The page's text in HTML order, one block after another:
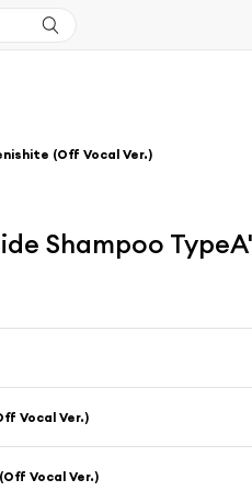
(Off Vocal Ver.)
Shampoo
Vocal Ver.)
Vocal Ver.)